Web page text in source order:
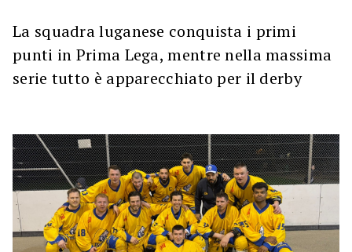
La squadra luganese conquista i primi
punti in Prima Lega, mentre nella massima
serie tutto è apparecchiato per il derby